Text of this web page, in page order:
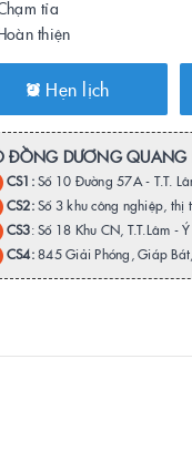
tỉa
thiện
Hẹn lịch
ĐỒNG DƯƠNG QUANG
CS1:Số 10 Đường 57A - T.T.
CS2:Số 3 khu công nghiệp, thị
CS3: Số 18 Khu CN, T.T.Lâm -
CS4:845 Giải Phóng, Giáp